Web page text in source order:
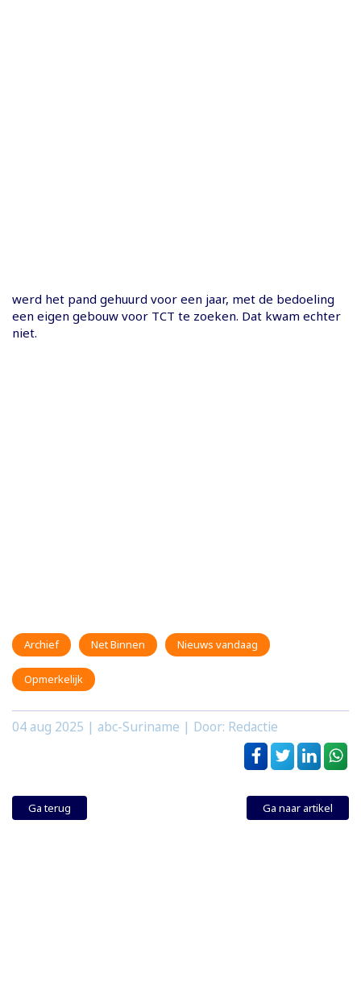
werd het pand gehuurd voor een jaar, met de bedoeling
een eigen gebouw voor TCT te zoeken. Dat kwam echter
niet.
Archief Net Binnen Nieuws vandaag
Opmerkelijk
04 aug 2025 | abc-Suriname | Door: Redactie
Ga terug Ga naar artikel